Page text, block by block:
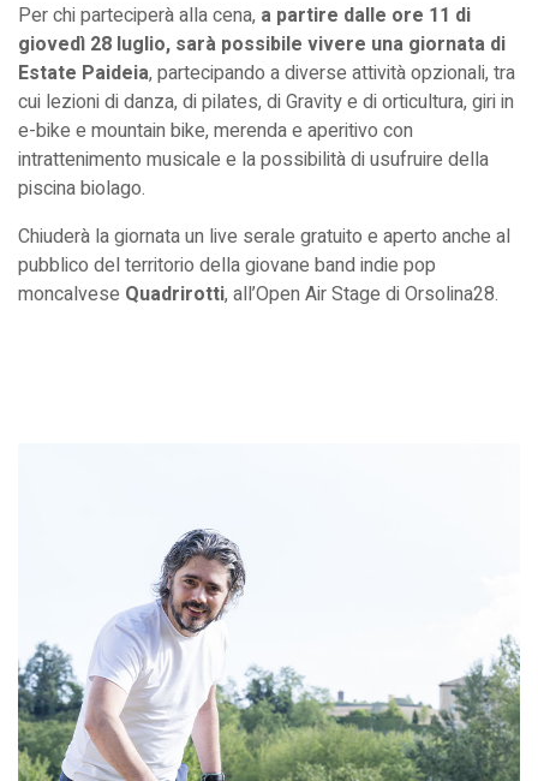
Per chi parteciperà alla cena, a partire dalle ore 11 di
giovedì 28 luglio, sarà possibile vivere una giornata di
Estate Paideia, partecipando a diverse attività opzionali, tra
cui lezioni di danza, di pilates, di Gravity e di orticultura, giri in
e-bike e mountain bike, merenda e aperitivo con
intrattenimento musicale e la possibilità di usufruire della
piscina biolago.
Chiuderà la giornata un live serale gratuito e aperto anche al
pubblico del territorio della giovane band indie pop
moncalvese Quadrirotti, all’Open Air Stage di Orsolina28.